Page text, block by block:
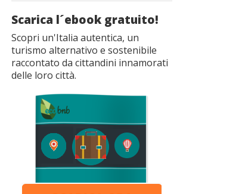
Scarica l´ebook gratuito!
Scopri un'Italia autentica, un
turismo alternativo e sostenibile
raccontato da cittandini innamorati
delle loro città.